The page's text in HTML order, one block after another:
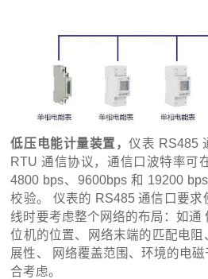
低压电能计量装置 ，仪表 RS485
RTU 通信协议，通信口波特率可
4800 bps、9600bps 和 19200
校验。 仪表的 RS485 通信口要
线时要考虑整个网络的布局：如通
位机的位置、网络末端的匹配电
展性、 网络覆盖范围、环境的电
合考虑。